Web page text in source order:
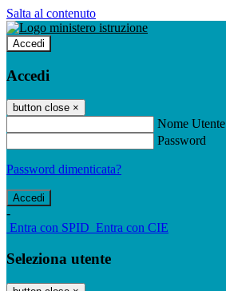
Salta al contenuto
Accedi
Accedi
button close ×
Nome Utente
Password
Password dimenticata?
-
Entra con SPID Entra con CIE
Seleziona utente